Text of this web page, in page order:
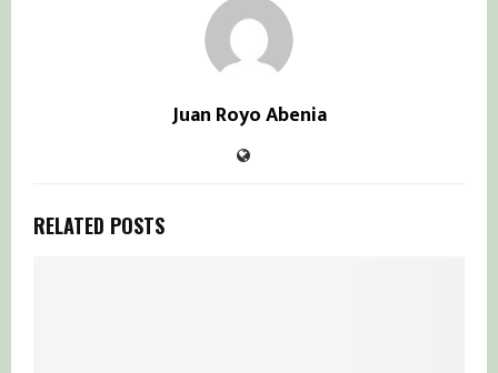
Juan Royo Abenia
RELATED POSTS